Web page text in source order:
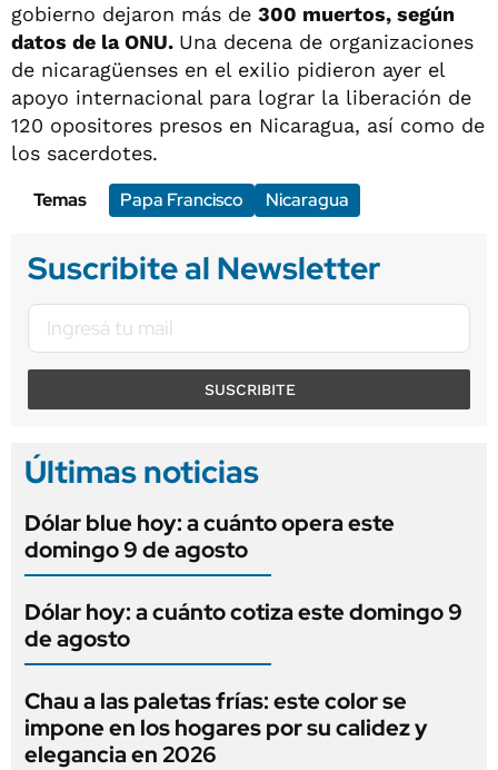
gobierno dejaron más de 300 muertos, según
datos de la ONU. Una decena de organizaciones
de nicaragüenses en el exilio pidieron ayer el
apoyo internacional para lograr la liberación de
120 opositores presos en Nicaragua, así como de
los sacerdotes.
Temas
Papa Francisco Nicaragua
Suscribite al Newsletter
SUSCRIBITE
Últimas noticias
Dólar blue hoy: a cuánto opera este
domingo 9 de agosto
Dólar hoy: a cuánto cotiza este domingo 9
de agosto
Chau a las paletas frías: este color se
impone en los hogares por su calidez y
elegancia en 2026